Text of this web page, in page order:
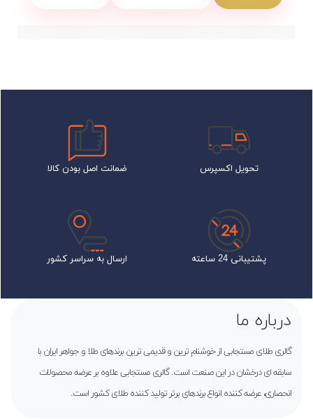
تحویل اکسپرس ضمانت اصل بودن کالا
پشتیبانی 24 ساعته ارسال به سراسر کشور
درباره ما
گالری طلای مستجابی از خوشنام ترین و قدیمی ترین برندهای طلا و جواهر ایران با
سابقه ای درخشان در این صنعت است. گالری مستجابی علاوه بر عرضه محصولات
انحصاری، عرضه کننده انواع برندهای برتر تولید کننده طلای کشور است.